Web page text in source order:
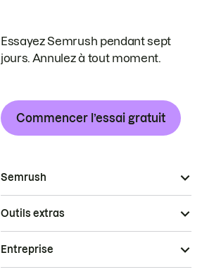
Essayez Semrush pendant sept
jours. Annulez à tout moment.
Commencer l’essai gratuit
Semrush
Outils extras
Entreprise